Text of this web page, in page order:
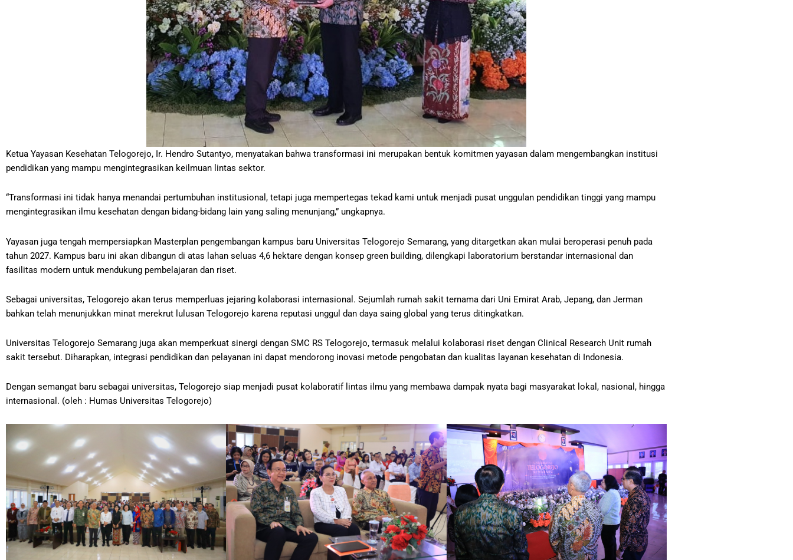
Ketua Yayasan Kesehatan Telogorejo, Ir. Hendro Sutantyo, menyatakan bahwa transformasi ini merupakan bentuk komitmen yayasan dalam mengembangkan institusi
pendidikan yang mampu mengintegrasikan keilmuan lintas sektor.
“Transformasi ini tidak hanya menandai pertumbuhan institusional, tetapi juga mempertegas tekad kami untuk menjadi pusat unggulan pendidikan tinggi yang mampu
mengintegrasikan ilmu kesehatan dengan bidang-bidang lain yang saling menunjang,” ungkapnya.
Yayasan juga tengah mempersiapkan Masterplan pengembangan kampus baru Universitas Telogorejo Semarang, yang ditargetkan akan mulai beroperasi penuh pada
tahun 2027. Kampus baru ini akan dibangun di atas lahan seluas 4,6 hektare dengan konsep green building, dilengkapi laboratorium berstandar internasional dan
fasilitas modern untuk mendukung pembelajaran dan riset.
Sebagai universitas, Telogorejo akan terus memperluas jejaring kolaborasi internasional. Sejumlah rumah sakit ternama dari Uni Emirat Arab, Jepang, dan Jerman
bahkan telah menunjukkan minat merekrut lulusan Telogorejo karena reputasi unggul dan daya saing global yang terus ditingkatkan.
Universitas Telogorejo Semarang juga akan memperkuat sinergi dengan SMC RS Telogorejo, termasuk melalui kolaborasi riset dengan Clinical Research Unit rumah
sakit tersebut. Diharapkan, integrasi pendidikan dan pelayanan ini dapat mendorong inovasi metode pengobatan dan kualitas layanan kesehatan di Indonesia.
Dengan semangat baru sebagai universitas, Telogorejo siap menjadi pusat kolaboratif lintas ilmu yang membawa dampak nyata bagi masyarakat lokal, nasional, hingga
internasional. (oleh : Humas Universitas Telogorejo)